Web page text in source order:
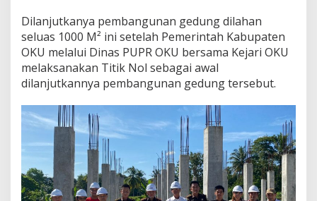
Dilanjutkanya pembangunan gedung dilahan
seluas 1000 M² ini setelah Pemerintah Kabupaten
OKU melalui Dinas PUPR OKU bersama Kejari OKU
melaksanakan Titik Nol sebagai awal
dilanjutkannya pembangunan gedung tersebut.